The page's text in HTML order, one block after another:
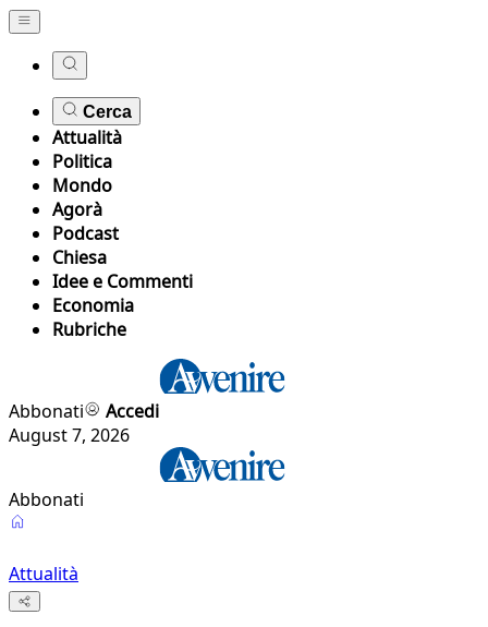
Cerca
Attualità
Politica
Mondo
Agorà
Podcast
Chiesa
Idee e Commenti
Economia
Rubriche
Abbonati
Accedi
August 7, 2026
Abbonati
Attualità